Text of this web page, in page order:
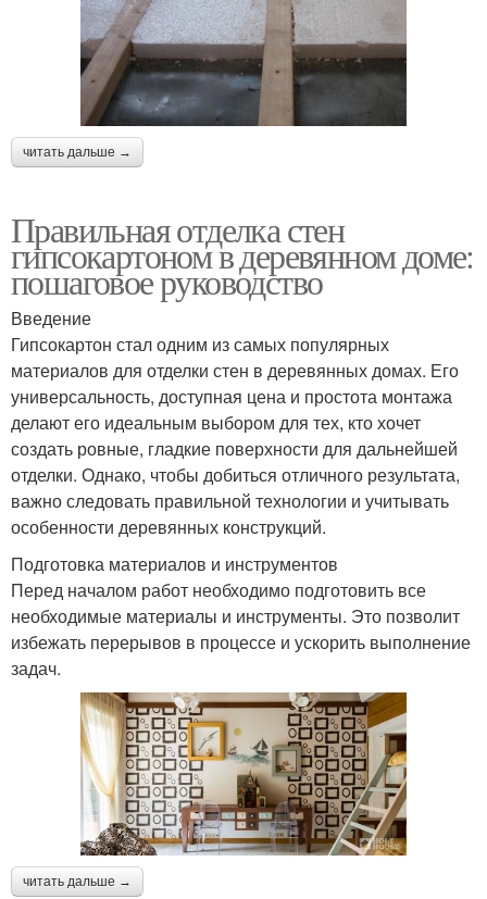
читать дальше →
Правильная отделка стен
гипсокартоном в деревянном доме:
пошаговое руководство
Введение
Гипсокартон стал одним из самых популярных
материалов для отделки стен в деревянных домах. Его
универсальность, доступная цена и простота монтажа
делают его идеальным выбором для тех, кто хочет
создать ровные, гладкие поверхности для дальнейшей
отделки. Однако, чтобы добиться отличного результата,
важно следовать правильной технологии и учитывать
особенности деревянных конструкций.
Подготовка материалов и инструментов
Перед началом работ необходимо подготовить все
необходимые материалы и инструменты. Это позволит
избежать перерывов в процессе и ускорить выполнение
задач.
читать дальше →